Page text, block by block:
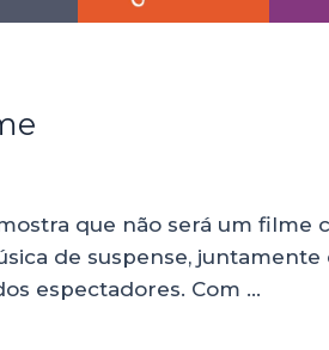
que não será um
de suspense,
espectadores. Com …